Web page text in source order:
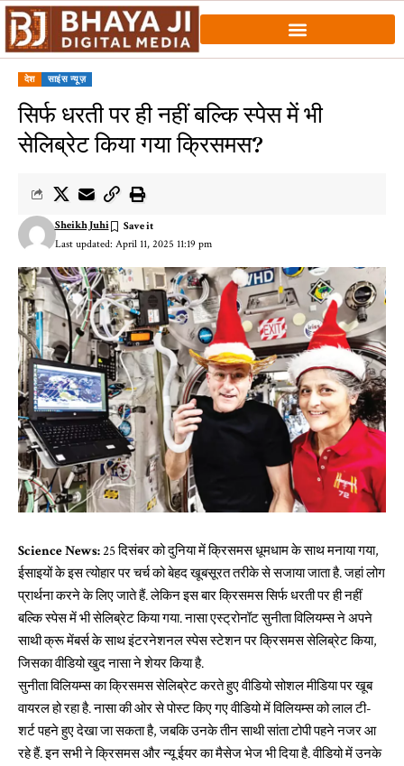
देश साइंस न्यूज़
सिर्फ धरती पर ही नहीं बल्कि स्पेस में भी
सेलिब्रेट किया गया क्रिसमस?
Last updated: April 11, 2025 11:19 pm
Sheikh Juhi
Science News:25 दिसंबर को दुनिया में क्रिसमस धूमधाम के साथ मनाया गया,
ईसाइयों के इस त्योहार पर चर्च को बेहद खूबसूरत तरीके से सजाया जाता है. जहां लोग
प्रार्थना करने के लिए जाते हैं. लेकिन इस बार क्रिसमस सिर्फ धरती पर ही नहीं
बल्कि स्पेस में भी सेलिब्रेट किया गया. नासा एस्ट्रोनॉट सुनीता विलियम्स ने अपने
साथी क्रू मेंबर्स के साथ इंटरनेशनल स्पेस स्टेशन पर क्रिसमस सेलिब्रेट किया,
जिसका वीडियो खुद नासा ने शेयर किया है.
सुनीता विलियम्स का क्रिसमस सेलिब्रेट करते हुए वीडियो सोशल मीडिया पर खूब
वायरल हो रहा है. नासा की ओर से पोस्ट किए गए वीडियो में विलियम्स को लाल टी-
शर्ट पहने हुए देखा जा सकता है, जबकि उनके तीन साथी सांता टोपी पहने नजर आ
रहे हैं. इन सभी ने क्रिसमस और न्यू ईयर का मैसेज भेज भी दिया है. वीडियो में उनके